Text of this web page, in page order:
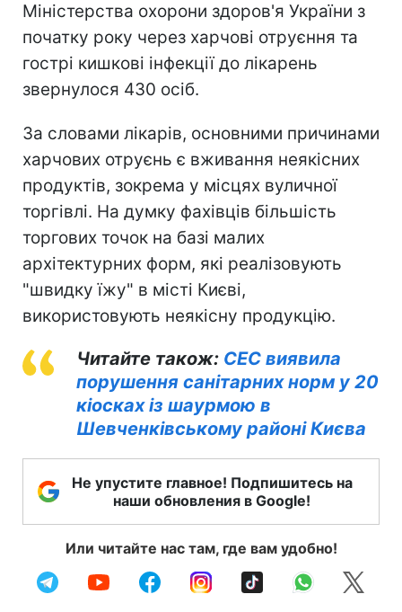
Міністерства охорони здоров'я України з
початку року через харчові отруєння та
гострі кишкові інфекції до лікарень
звернулося 430 осіб.
За словами лікарів, основними причинами
харчових отруєнь є вживання неякісних
продуктів, зокрема у місцях вуличної
торгівлі. На думку фахівців більшість
торгових точок на базі малих
архітектурних форм, які реалізовують
"швидку їжу" в місті Києві,
використовують неякісну продукцію.
Читайте також: СЕС виявила
порушення санітарних норм у 20
кіосках із шаурмою в
Шевченківському районі Києва
Не упустите главное! Подпишитесь на
наши обновления в Google!
Или читайте нас там, где вам удобно!